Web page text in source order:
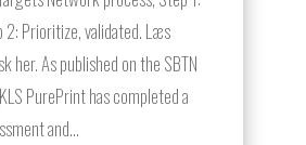
2: Prioritize, validated. Læs
her. As published on the SBTN
PurePrint has completed a
and...